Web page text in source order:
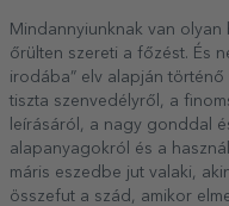
Mindannyiunknak van
őrülten szereti a főzést. És
irodába” elv alapján
tiszta szenvedélyről, a
leírásáról, a nagy gonddal
alapanyagokról és a
máris eszedbe jut valaki,
összefut a szád, amikor